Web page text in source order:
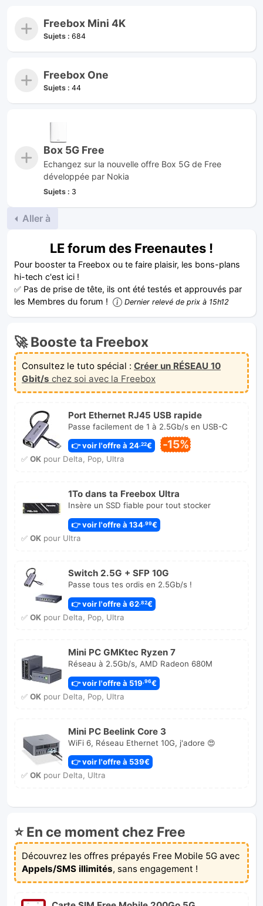
Freebox Mini 4K
Sujets : 684
Freebox One
Sujets : 44
Box 5G Free
Echangez sur la nouvelle offre Box 5G de Free
développée par Nokia
Sujets : 3
Aller à
LE forum des Freenautes !
Pour booster ta Freebox ou te faire plaisir, les bons-plans
hi-tech c'est ici !
✅ Pas de prise de tête, ils ont été testés et approuvés par
les Membres du forum !
Dernier relevé de prix à 15h12
🚀 Booste ta Freebox
Consultez le tuto spécial : Créer un RÉSEAU 10
Gbit/s chez soi avec la Freebox
Port Ethernet RJ45 USB rapide
Passe facilement de 1 à 2.5Gb/s en USB-C
👉 voir l'offre à 24 ,22€ -15%
✅ OKpour Delta, Pop, Ultra
1To dans ta Freebox Ultra
Insère un SSD fiable pour tout stocker
👉 voir l'offre à 134 ,99€
✅ OKpour Ultra
Switch 2.5G + SFP 10G
Passe tous tes ordis en 2.5Gb/s !
👉 voir l'offre à 62,82€
✅ OKpour Delta, Pop, Ultra
Mini PC GMKtec Ryzen 7
Réseau à 2.5Gb/s, AMD Radeon 680M
👉 voir l'offre à 519 ,96€
✅ OKpour Delta, Pop, Ultra
Mini PC Beelink Core 3
WiFi 6, Réseau Ethernet 10G, j'adore 😍
👉 voir l'offre à 539€
✅ OKpour Delta, Ultra
⭐ En ce moment chez Free
Découvrez les offres prépayés Free Mobile 5G avec
Appels/SMS illimités, sans engagement !